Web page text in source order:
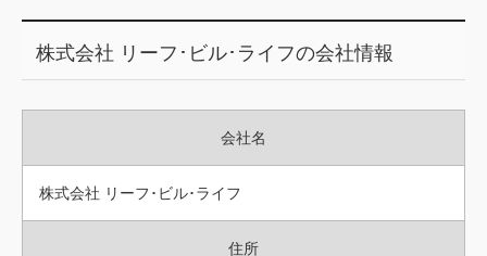
運営会社
掲載受付窓口はこちら
株式会社 リーフ･ビル･ライフの会社情報
会社名
株式会社 リーフ･ビル･ライフ
住所